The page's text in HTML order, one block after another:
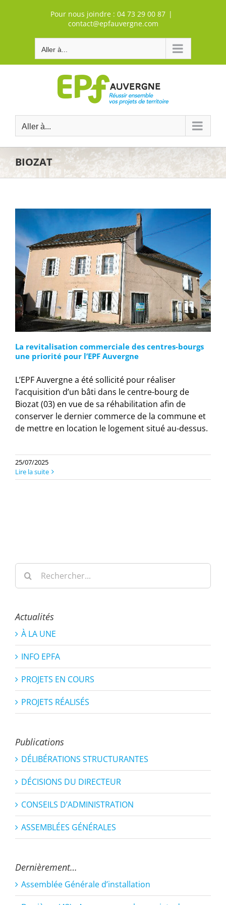
Pour nous joindre : 04 73 29 00 87 |
contact@epfauvergne.com
Aller à...
Aller à...
BIOZAT
La revitalisation commerciale des centres-bourgs
une priorité pour l’EPF Auvergne
L’EPF Auvergne a été sollicité pour réaliser
l’acquisition d’un bâti dans le centre-bourg de
Biozat (03) en vue de sa réhabilitation afin de
conserver le dernier commerce de la commune et
de mettre en location le logement situé au-dessus.
25/07/2025
Lire la suite
Rechercher:
Actualités
À LA UNE
INFO EPFA
PROJETS EN COURS
PROJETS RÉALISÉS
Publications
DÉLIBÉRATIONS STRUCTURANTES
DÉCISIONS DU DIRECTEUR
CONSEILS D’ADMINISTRATION
ASSEMBLÉES GÉNÉRALES
Dernièrement…
Assemblée Générale d’installation